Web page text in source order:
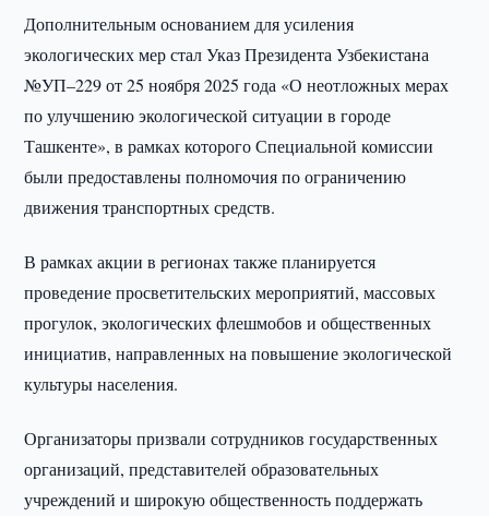
Дополнительным основанием для усиления
экологических мер стал Указ Президента Узбекистана
№УП–229 от 25 ноября 2025 года «О неотложных мерах
по улучшению экологической ситуации в городе
Ташкенте», в рамках которого Специальной комиссии
были предоставлены полномочия по ограничению
движения транспортных средств.
В рамках акции в регионах также планируется
проведение просветительских мероприятий, массовых
прогулок, экологических флешмобов и общественных
инициатив, направленных на повышение экологической
культуры населения.
Организаторы призвали сотрудников государственных
организаций, представителей образовательных
учреждений и широкую общественность поддержать